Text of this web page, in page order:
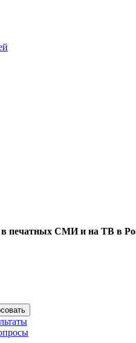
печатных СМИ и на ТВ в